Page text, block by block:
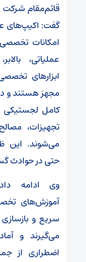
️قائم‌مقام شرکت
گفت: اکیپ‌های
امکانات تخصصی
عملیاتی،
ابزارهای
مجهز هستند و
کامل لجستیکی
تجهیزات،
می‌شوند. این
حتی در حوادث
️وی ادامه
آموزش‌های
سریع و
می‌گیرند و
اضطراری از